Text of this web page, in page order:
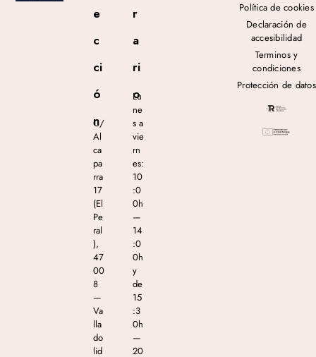
e
c
ci
ó
n
C/
Al
ca
pa
rra
17
(El
Pe
ral
),
47
00
8
—
Va
lla
do
lid
r
a
ri
o
Lu
ne
s a
vie
rn
es:
10
:0
0h
—
14
:0
0h
y
de
15
:3
0h
—
20
Política de cookies
Declaración de
accesibilidad
Terminos y
condiciones
Protección de datos